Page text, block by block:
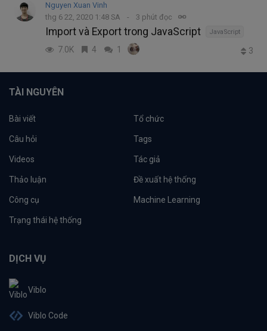
Nguyen Xuan Vinh
thg 6 22, 2020 1:48 SA
3 phút đọc
Import và Export trong JavaScript JavaScript
7.0K 4 1 3
TÀI NGUYÊN
Bài viết Tổ chức
Câu hỏi Tags
Videos Tác giả
Thảo luận Đề xuất hệ thống
Công cụ Machine Learning
Trạng thái hệ thống
DỊCH VỤ
Viblo
Viblo Code